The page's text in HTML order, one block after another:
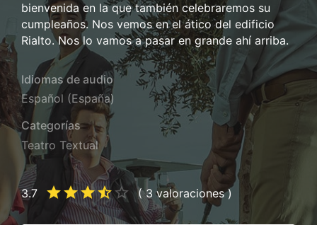
bienvenida en la que también celebraremos su
cumpleaños. Nos vemos en el ático del edificio
Rialto. Nos lo vamos a pasar en grande ahí arriba.
Idiomas de audio
Español (España)
Categorías
Teatro Textual
3.7 ( 3 valoraciones )